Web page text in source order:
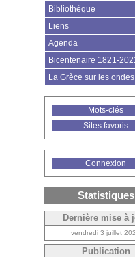
Bibliothèque
Liens
Agenda
Bicentenaire 1821-
La Grèce sur les ondes
Mots-clés
Sites favoris
Connexion
Statistiques
Dernière mise à
vendredi 3 juillet
Publication